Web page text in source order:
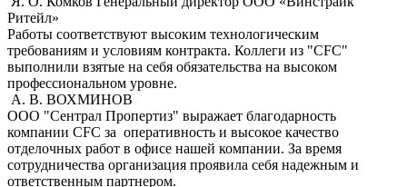
Ритейл»
Работы соответствуют высоким технологическим
требованиям и условиям контракта. Коллеги из "CFC"
выполнили взятые на себя обязательства на высоком
профессиональном уровне.
А. В. ВОХМИНОВ
ООО "Сентрал Пропертиз" выражает благодарность
компании CFC за оперативность и высокое качество
отделочных работ в офисе нашей компании. За время
сотрудничества организация проявила себя надежным и
ответственным партнером.